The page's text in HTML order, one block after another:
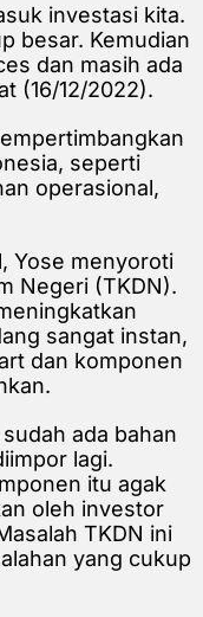
investasi kita.
besar. Kemudian
dan masih ada
(16/12/2022).
seperti
operasional,
Yose menyoroti
Negeri (TKDN).
sangat instan,
dan komponen
ada bahan
lagi.
itu agak
oleh investor
TKDN ini
yang cukup